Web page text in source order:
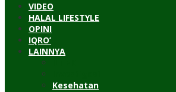
VIDEO
HALAL LIFESTYLE
OPINI
IQRO’
LAINNYA
Kesehatan